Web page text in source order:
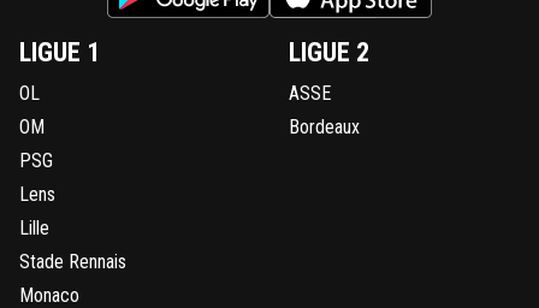
LIGUE 1
OL
OM
PSG
Lens
Lille
Stade Rennais
Monaco
LIGUE 2
ASSE
Bordeaux